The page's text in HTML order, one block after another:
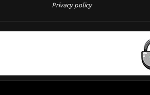
Privacy policy